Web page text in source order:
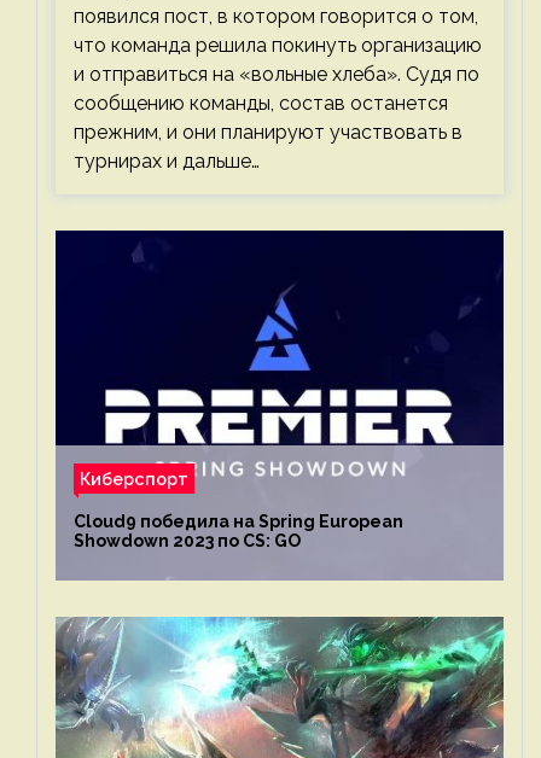
появился пост, в котором говорится о том,
что команда решила покинуть организацию
и отправиться на «вольные хлеба». Судя по
сообщению команды, состав останется
прежним, и они планируют участвовать в
турнирах и дальше…
Киберспорт
Cloud9 победила на Spring European
Showdown 2023 по CS: GO